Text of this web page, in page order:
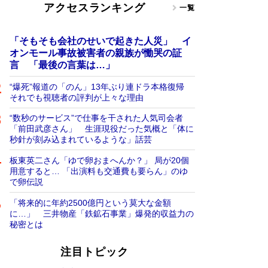
アクセスランキング 一覧
「そもそも会社のせいで起きた人災」 イ
オンモール事故被害者の親族が慟哭の証
言 「最後の言葉は…」
“爆死”報道の「のん」13年ぶり連ドラ本格復帰
それでも視聴者の評判が上々な理由
“数秒のサービス”で仕事を干された人気司会者
「前田武彦さん」 生涯現役だった気概と「体に
秒針が刻み込まれているような」話芸
板東英二さん「ゆで卵おまへんか？」 局が20個
用意すると… 「出演料も交通費も要らん」のゆ
で卵伝説
「将来的に年約2500億円という莫大な金額
に…」 三井物産「鉄鉱石事業」爆発的収益力の
秘密とは
注目トピック